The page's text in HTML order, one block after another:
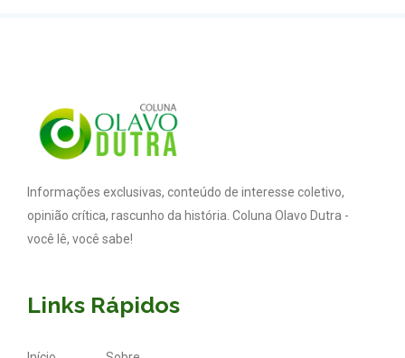
Informações exclusivas, conteúdo de interesse coletivo,
opinião crítica, rascunho da história. Coluna Olavo Dutra -
você lê, você sabe!
Links Rápidos